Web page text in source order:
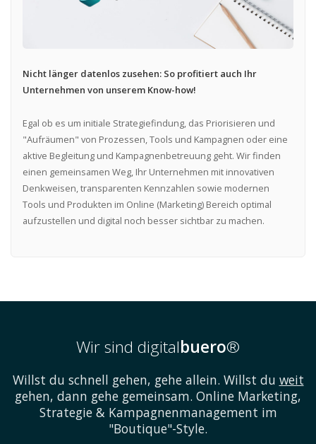
Nicht länger datenlos zusehen: So profitiert auch Ihr
Unternehmen von unserem Know-how!
Egal ob es um initiale Strategiefindung, das Priorisieren und
"Aufräumen" von Prozessen, Tools und Kampagnen oder eine
aktive Begleitung und Kampagnenbetreuung geht. Wir finden
einen gemeinsamen Weg, Ihr Unternehmen mit innovativen
Denkweisen, transparenten Kennzahlen sowie modernen
Tools und Produkten im Online (Marketing) Bereich optimal
aufzustellen und digital noch besser sichtbar zu machen.
Wir sind digitalbuero®
Willst du schnell gehen, gehe allein. Willst du weit
gehen, dann gehe gemeinsam. Online Marketing,
Strategie & Kampagnenmanagement im
"Boutique"-Style.